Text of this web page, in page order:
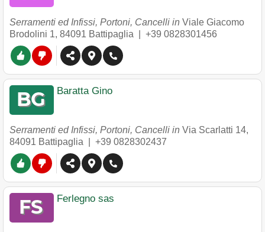
Serramenti ed Infissi, Portoni, Cancelli in Viale Giacomo
Brodolini 1, 84091 Battipaglia +39 0828301456
Baratta Gino
Serramenti ed Infissi, Portoni, Cancelli in Via Scarlatti 14,
84091 Battipaglia +39 0828302437
Ferlegno sas